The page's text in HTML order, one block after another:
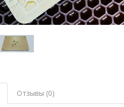
Отзывы (0)